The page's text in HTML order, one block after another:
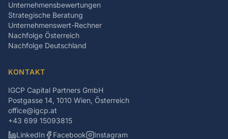
Unternehmensbewertungen
Strategische Beratung
Unternehmenswert-Rechner
Nachfolge Österreich
Nachfolge Deutschland
KONTAKT
IGCP Capital Partners GmbH
Postgasse 14, 1010 Wien, Österreich
office@igcp.at
+43 699 15093815
LinkedIn
Facebook Instagram